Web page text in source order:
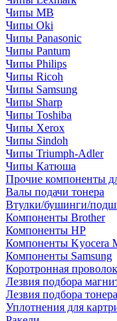
Чипы MB
Чипы Oki
Чипы Panasonic
Чипы Pantum
Чипы Philips
Чипы Ricoh
Чипы Samsung
Чипы Sharp
Чипы Toshiba
Чипы Xerox
Чипы Sindoh
Чипы Triumph-Adler
Чипы Катюша
Прочие компоненты
Валы подачи тонера
Втулки/бушинги/
Компоненты Brother
Компоненты HP
Компоненты Kyocera
Компоненты Samsung
Коротронная
Лезвия подбора
Лезвия подбора
Уплотнения для